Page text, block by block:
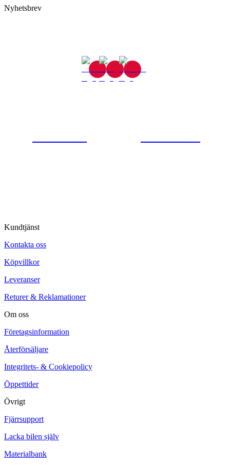
Nyhetsbrev
Kundtjänst
Kontakta oss
Köpvillkor
Leveranser
Returer & Reklamationer
Om oss
Företagsinformation
Återförsäljare
Integritets- & Cookiepolicy
Öppettider
Övrigt
Fjärrsupport
Lacka bilen själv
Materialbank